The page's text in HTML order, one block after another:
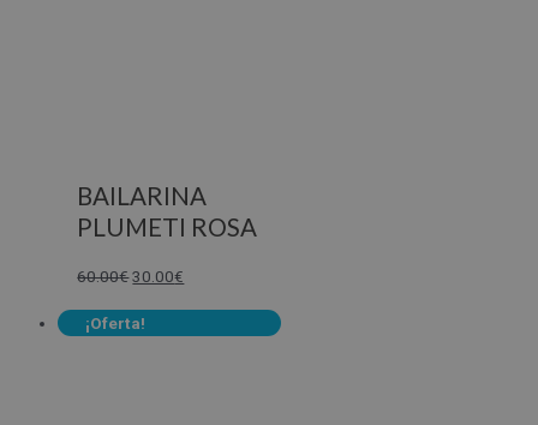
BAILARINA
PLUMETI ROSA
60.00€30.00€
¡Oferta!